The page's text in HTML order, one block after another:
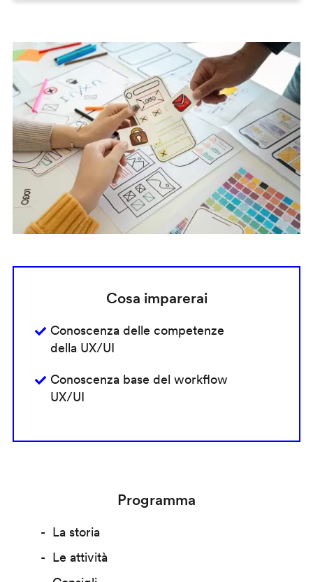
Cosa imparerai
Conoscenza delle competenze
della UX/UI
Conoscenza base del workflow
UX/UI
Programma
La storia
Le attività